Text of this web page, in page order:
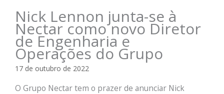
Nick Lennon junta-se à
Nectar como novo Diretor
de Engenharia e
Operações do Grupo
17 de outubro de 2022
O Grupo Nectar tem o prazer de anunciar Nick